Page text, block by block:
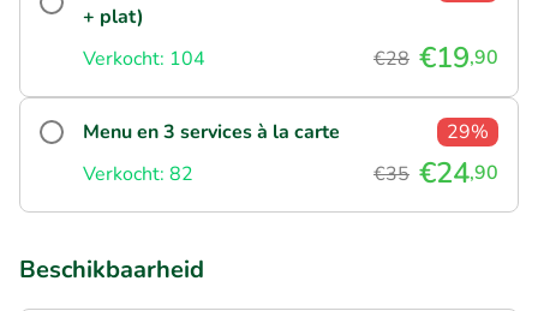
+ plat)
Verkocht: 104 €28 €19,90
Menu en 3 services à la carte
29%
Verkocht: 82
€35 €24,90
Beschikbaarheid